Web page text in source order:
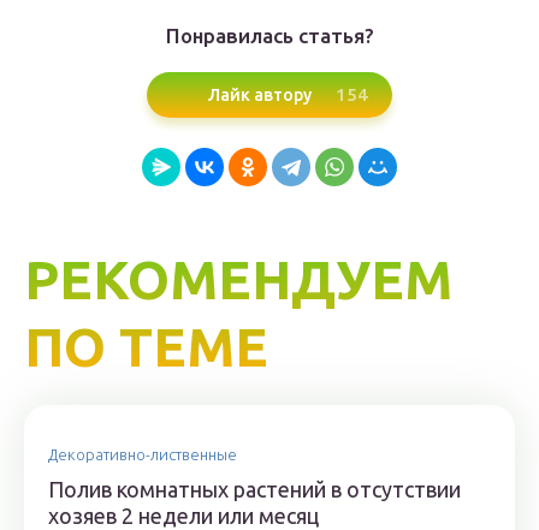
Понравилась статья?
Лайк автору 154
РЕКОМЕНДУЕМ
ПО ТЕМЕ
Декоративно-лиственные
Полив комнатных растений в отсутствии
хозяев 2 недели или месяц